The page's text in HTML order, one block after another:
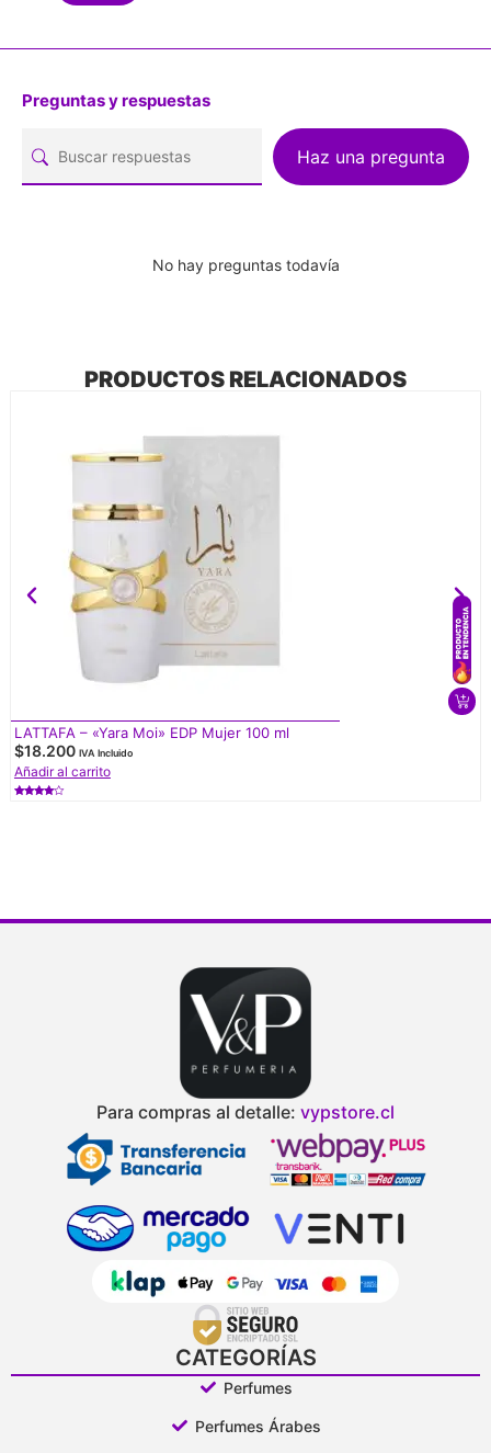
Preguntas y respuestas
Haz una pregunta
No hay preguntas todavía
PRODUCTOS RELACIONADOS
LATTAFA – «Yara Moi» EDP Mujer 100 ml
$18.200 IVA Incluido
Añadir al carrito
Para compras al detalle: vypstore.cl
CATEGORÍAS
Perfumes
Perfumes Árabes